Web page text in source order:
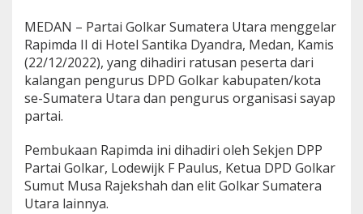
e
r
i
a
k
k
u
s
a
R
MEDAN – Partai Golkar Sumatera Utara menggelar
Rapimda II di Hotel Santika Dyandra, Medan, Kamis
(22/12/2022), yang dihadiri ratusan peserta dari
kalangan pengurus DPD Golkar kabupaten/kota
se-Sumatera Utara dan pengurus organisasi sayap
partai.
Pembukaan Rapimda ini dihadiri oleh Sekjen DPP
Partai Golkar, Lodewijk F Paulus, Ketua DPD Golkar
Sumut Musa Rajekshah dan elit Golkar Sumatera
Utara lainnya.